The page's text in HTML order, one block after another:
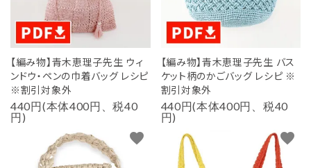
【編み物】青木恵理子先生 ウィ
ンドウ・ペンの巾着バッグ レシピ
※割引対象外
440円(本体400円、税40
円)
【編み物】青木恵理子先生 バス
ケット柄のかごバッグ レシピ ※
割引対象外
440円(本体400円、税40
円)
favorite favorite